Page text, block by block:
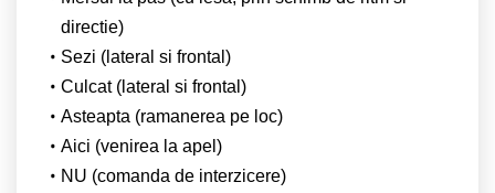
directie)
Sezi (lateral si frontal)
Culcat (lateral si frontal)
Asteapta (ramanerea pe loc)
Aici (venirea la apel)
NU (comanda de interzicere)